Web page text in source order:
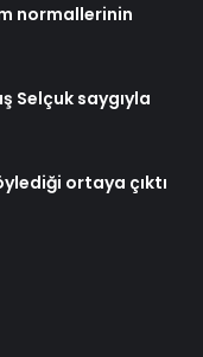
normallerinin
Selçuk saygıyla
ortaya çıktı